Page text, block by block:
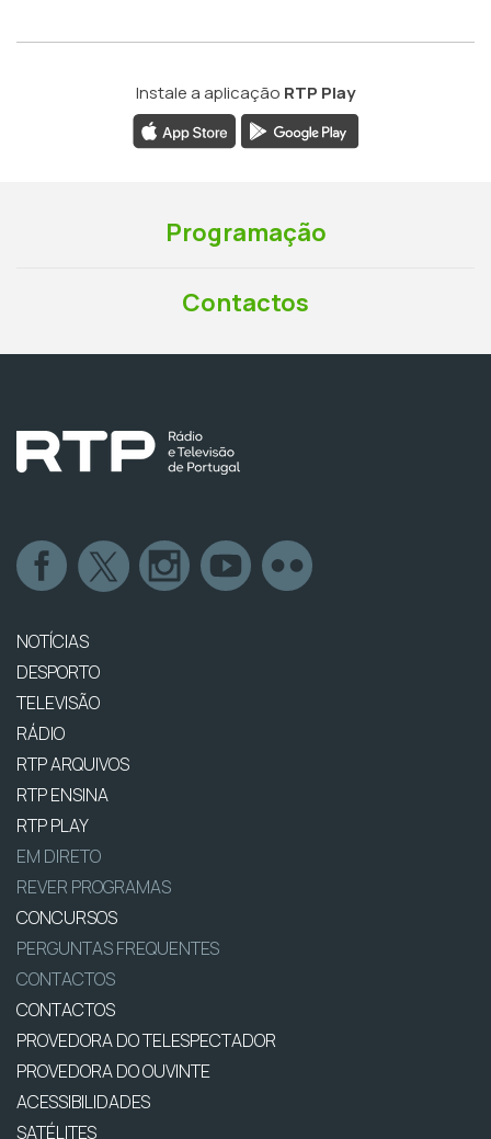
Instale a aplicação RTP Play
Programação
Contactos
NOTÍCIAS
DESPORTO
TELEVISÃO
RÁDIO
RTP ARQUIVOS
RTP ENSINA
RTP PLAY
EM DIRETO
REVER PROGRAMAS
CONCURSOS
PERGUNTAS FREQUENTES
CONTACTOS
CONTACTOS
PROVEDORA DO TELESPECTADOR
PROVEDORA DO OUVINTE
ACESSIBILIDADES
SATÉLITES